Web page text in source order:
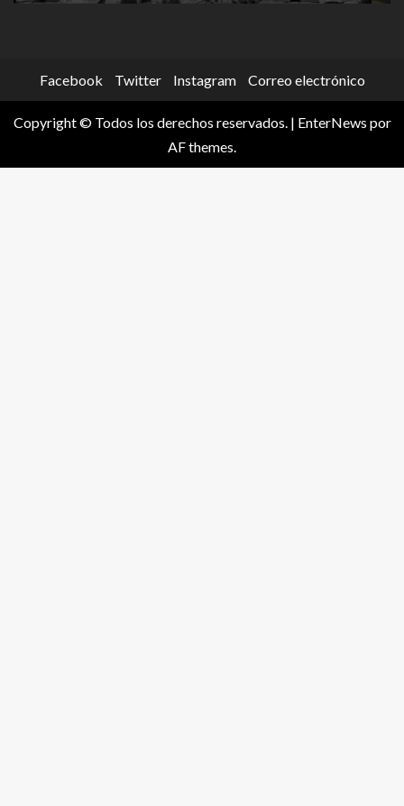
Facebook Twitter Instagram Correo electrónico
Copyright © Todos los derechos reservados. | EnterNews por
AF themes.